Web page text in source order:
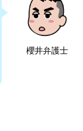
櫻井弁護士